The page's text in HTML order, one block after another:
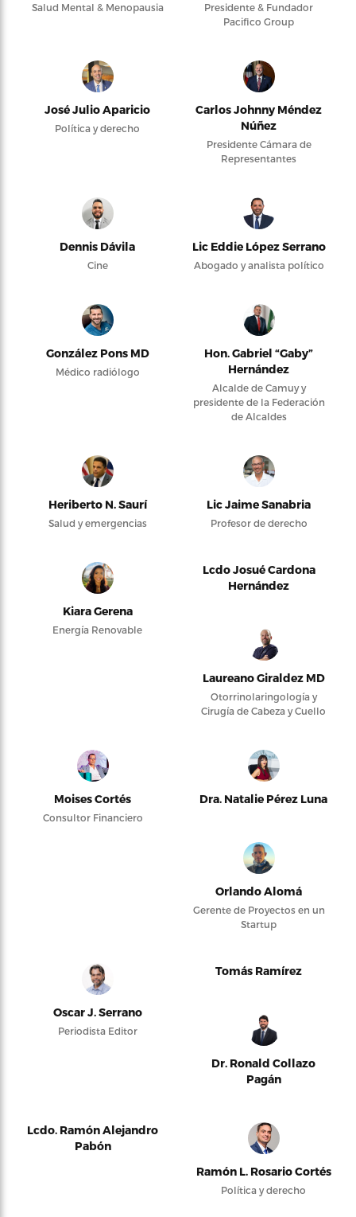
Salud Mental & Menopausia
Presidente & Fundador
Pacifico Group
José Julio Aparicio
Política y derecho
Carlos Johnny Méndez
Núñez
Presidente Cámara de
Representantes
Dennis Dávila
Cine
Lic Eddie López Serrano
Abogado y analista político
González Pons MD
Médico radiólogo
Hon. Gabriel “Gaby”
Hernández
Alcalde de Camuy y
presidente de la Federación
de Alcaldes
Heriberto N. Saurí
Salud y emergencias
Lic Jaime Sanabria
Profesor de derecho
Kiara Gerena
Energía Renovable
Lcdo Josué Cardona
Hernández
Laureano Giraldez MD
Otorrinolaringología y
Cirugía de Cabeza y Cuello
Moises Cortés
Consultor Financiero
Dra. Natalie Pérez Luna
Orlando Alomá
Gerente de Proyectos en un
Startup
Oscar J. Serrano
Periodista Editor
Tomás Ramírez
Dr. Ronald Collazo
Pagán
Lcdo. Ramón Alejandro
Pabón
Ramón L. Rosario Cortés
Política y derecho